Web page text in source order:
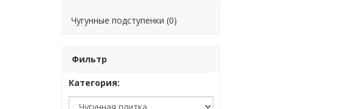
Чугунные подступенки (0)
Фильтр
Категория: